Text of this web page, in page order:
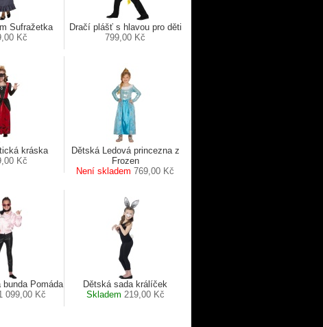
Sufražetka
Kč
Dračí plášť s hlavou pro děti
799,00 Kč
kráska
Kč
Dětská Ledová princezna z
Frozen
Není skladem 769,00 Kč
bunda Pomáda
099,00 Kč
Dětská sada králíček
Skladem 219,00 Kč